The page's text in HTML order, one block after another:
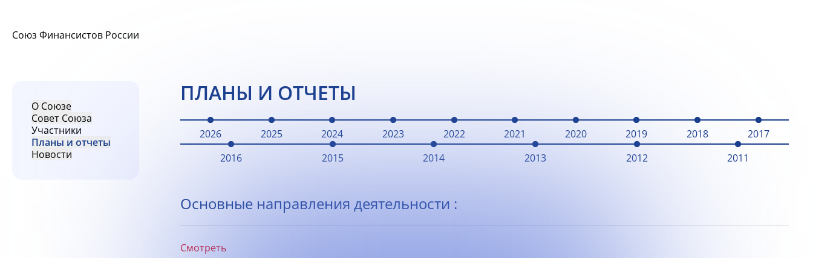
Союз Финансистов России
О Союзе
Совет Союза
Участники
Планы и отчеты
Новости
ПЛАНЫ И ОТЧЕТЫ
2026 2025 2024 2023 2022 2021 2020 2019 2018
2017
2016
2015 2014 2013 2012 2011
Основные направления деятельности :
Смотреть